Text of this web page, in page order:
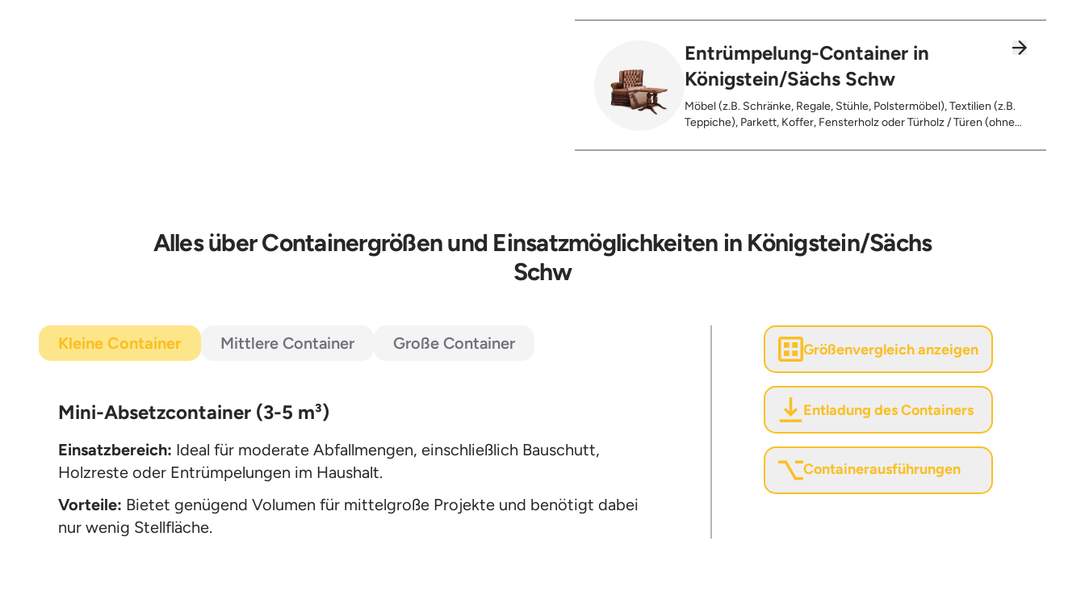
Entrümpelung-Container in
Königstein/Sächs Schw
Möbel (z.B. Schränke, Regale, Stühle, Polstermöbel), Textilien (z.B.
Teppiche), Parkett, Koffer, Fensterholz oder Türholz / Türen (ohne
Restentleerte Gebinde wie Dosen, Fässer, Eimer, Sonstiger
Alles über Containergrößen und Einsatzmöglichkeiten in Königstein/Sächs
Schw
Kleine Container Mittlere Container Große Container
Mini-Absetzcontainer (3-5 m³)
Einsatzbereich: Ideal für moderate Abfallmengen, einschließlich Bauschutt,
Holzreste oder Entrümpelungen im Haushalt.
Vorteile: Bietet genügend Volumen für mittelgroße Projekte und benötigt dabei
nur wenig Stellfläche.
Größenvergleich anzeigen
Entladung des Containers
Containerausführungen